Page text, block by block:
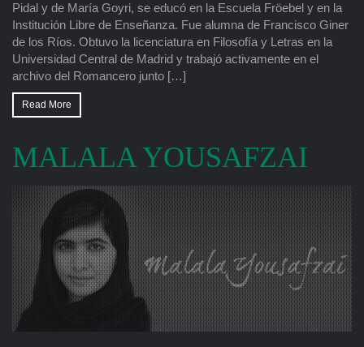
Pidal y de María Goyri, se educó en la Escuela Fröebel y en la
Institución Libre de Enseñanza. Fue alumna de Francisco Giner
de los Ríos. Obtuvo la licenciatura en Filosofía y Letras en la
Universidad Central de Madrid y trabajó activamente en el
archivo del Romancero junto […]
Read More
MALALA YOUSAFZAI